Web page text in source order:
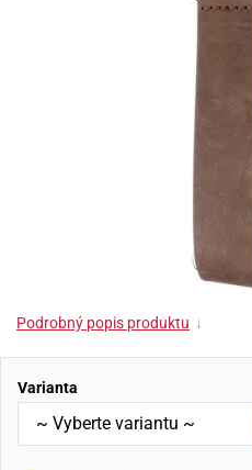
Podrobný popis produktu ↓
Varianta